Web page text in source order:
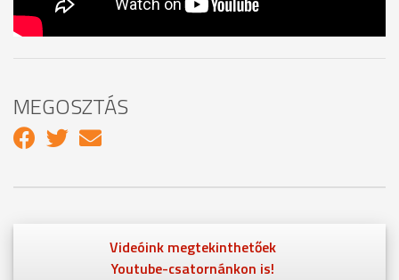
MEGOSZTÁS
Videóink megtekinthetőek
Youtube-csatornánkon is!